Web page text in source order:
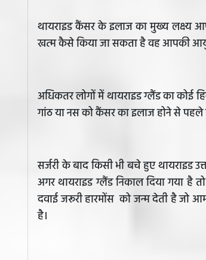
थायराइड कैंसर के इलाज का मुख्य लक्ष्य
खत्म कैसे किया जा सकता है वह आपकी आयु,
अधिकतर लोगों में थायराइड ग्लैंड का कोई
गांठ या नस को कैंसर का इलाज होने से पहले
सर्जरी के बाद किसी भी बचे हुए थायराइड
अगर थायराइड ग्लैंड निकाल दिया गया है
दवाई जरूरी हारमोंस को जन्म देती है जो
है।